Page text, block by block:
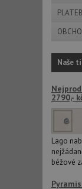
Naše
2790,-
Lago
béžové